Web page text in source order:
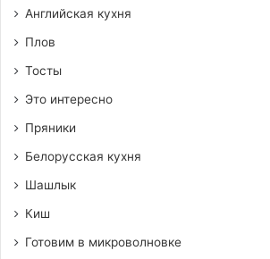
Английская кухня
Плов
Тосты
Это интересно
Пряники
Белорусская кухня
Шашлык
Киш
Готовим в микроволновке